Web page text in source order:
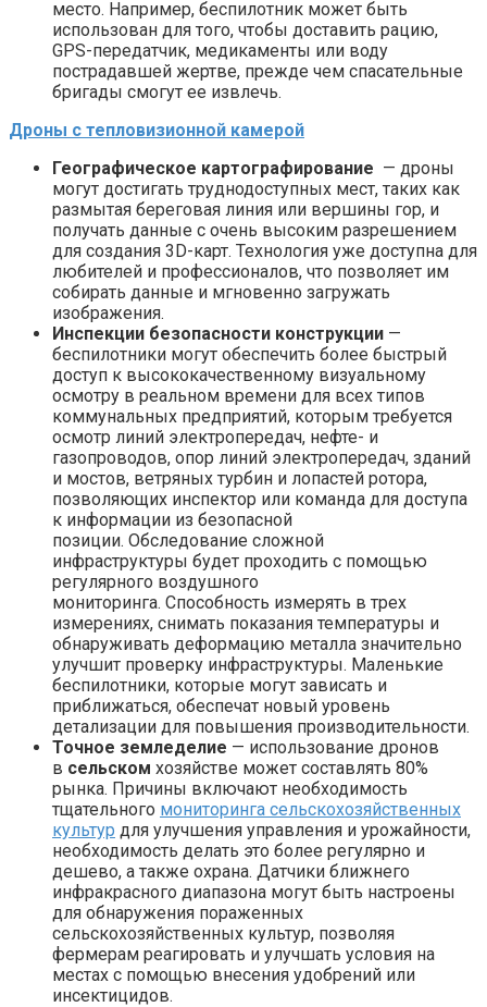
место. Например, беспилотник может быть
использован для того, чтобы доставить рацию,
GPS-передатчик, медикаменты или воду
пострадавшей жертве, прежде чем спасательные
бригады смогут ее извлечь.
Дроны с тепловизионной камерой
Географическое картографирование — дроны
могут достигать труднодоступных мест, таких как
размытая береговая линия или вершины гор, и
получать данные с очень высоким разрешением
для создания 3D-карт. Технология уже доступна для
любителей и профессионалов, что позволяет им
собирать данные и мгновенно загружать
изображения.
Инспекции безопасности конструкции —
беспилотники могут обеспечить более быстрый
доступ к высококачественному визуальному
осмотру в реальном времени для всех типов
коммунальных предприятий, которым требуется
осмотр линий электропередач, нефте- и
газопроводов, опор линий электропередач, зданий
и мостов, ветряных турбин и лопастей ротора,
позволяющих инспектор или команда для доступа
к информации из безопасной
позиции. Обследование сложной
инфраструктуры будет проходить с помощью
регулярного воздушного
мониторинга. Способность измерять в трех
измерениях, снимать показания температуры и
обнаруживать деформацию металла значительно
улучшит проверку инфраструктуры. Маленькие
беспилотники, которые могут зависать и
приближаться, обеспечат новый уровень
детализации для повышения производительности.
Точное земледелие — использование дронов
в сельском хозяйстве может составлять 80%
рынка. Причины включают необходимость
тщательного мониторинга сельскохозяйственных
культур для улучшения управления и урожайности,
необходимость делать это более регулярно и
дешево, а также охрана. Датчики ближнего
инфракрасного диапазона могут быть настроены
для обнаружения пораженных
сельскохозяйственных культур, позволяя
фермерам реагировать и улучшать условия на
местах с помощью внесения удобрений или
инсектицидов.